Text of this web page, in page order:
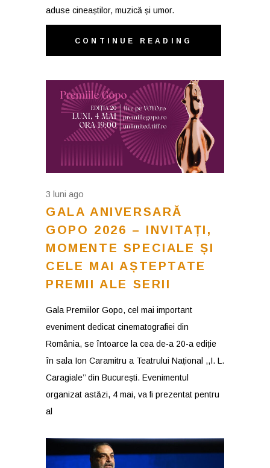
aduse cineaștilor, muzică și umor.
CONTINUE READING
3 luni ago
GALA ANIVERSARĂ
GOPO 2026 – INVITAȚI,
MOMENTE SPECIALE ȘI
CELE MAI AȘTEPTATE
PREMII ALE SERII
Gala Premiilor Gopo, cel mai important
eveniment dedicat cinematografiei din
România, se întoarce la cea de-a 20-a ediție
în sala Ion Caramitru a Teatrului Național ,,I. L.
Caragiale’’ din București. Evenimentul
organizat astăzi, 4 mai, va fi prezentat pentru
al